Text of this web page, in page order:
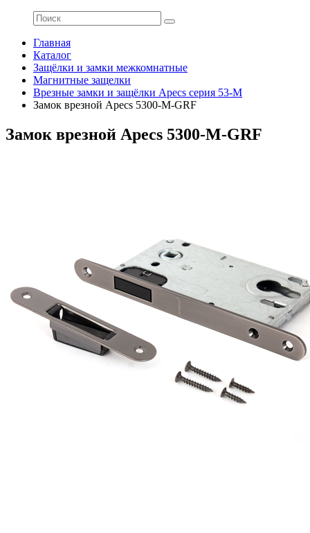
Главная
Каталог
Защёлки и замки межкомнатные
Магнитные защелки
Врезные замки и защёлки Apecs серия 53-M
Замок врезной Apecs 5300-M-GRF
Замок врезной Apecs 5300-M-GRF